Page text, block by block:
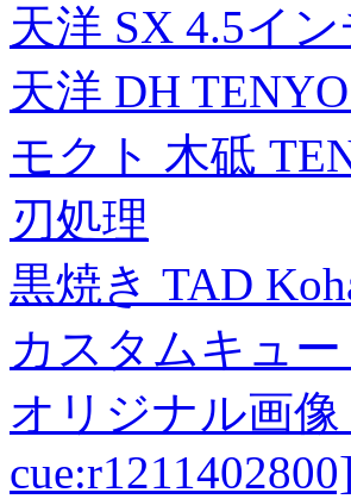
天洋 SX 4.5イ
天洋 DH
モクト 木砥
刃処理
黒焼き TAD
カスタムキュー
オリジナル画